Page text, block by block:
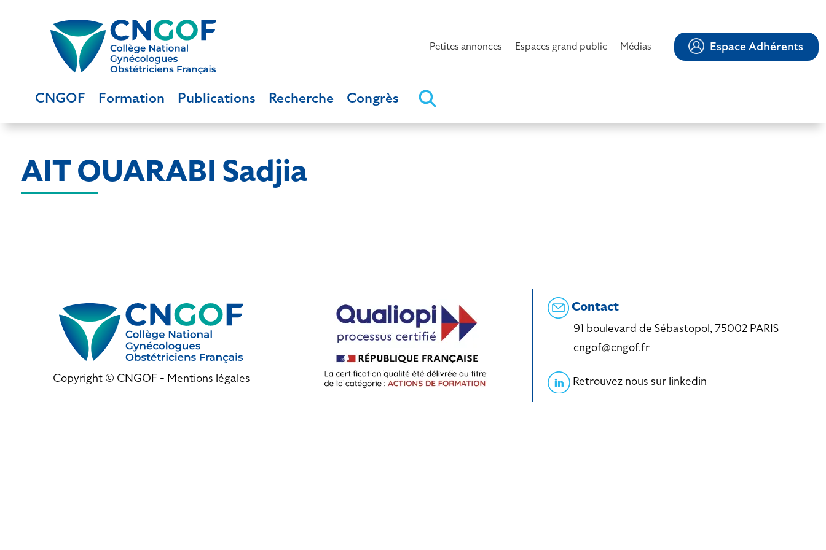
Petites annonces Espaces grand public Médias Espace Adhérents
CNGOF Formation Publications Recherche Congrès
AIT OUARABI Sadjia
Copyright © CNGOF - Mentions légales
Contact
91 boulevard de Sébastopol, 75002 PARIS
cngof@cngof.fr
Retrouvez nous sur linkedin